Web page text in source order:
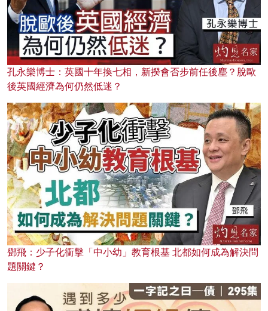
孔永樂博士：英國十年換七相，新揆會否步前任後塵？脫歐
後英國經濟為何仍然低迷？
鄧飛：少子化衝擊「中小幼」教育根基 北都如何成為解決問
題關鍵？